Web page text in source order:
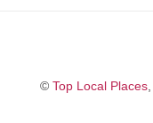
© Top Local Places